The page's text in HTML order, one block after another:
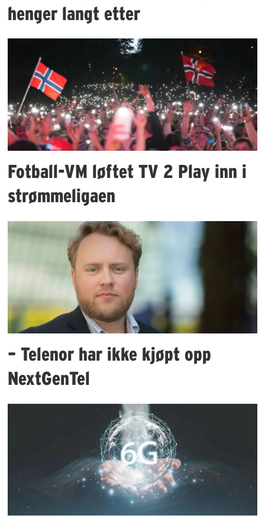
henger langt etter
Fotball-VM løftet TV 2 Play inn i
strømmeligaen
– Telenor har ikke kjøpt opp
NextGenTel